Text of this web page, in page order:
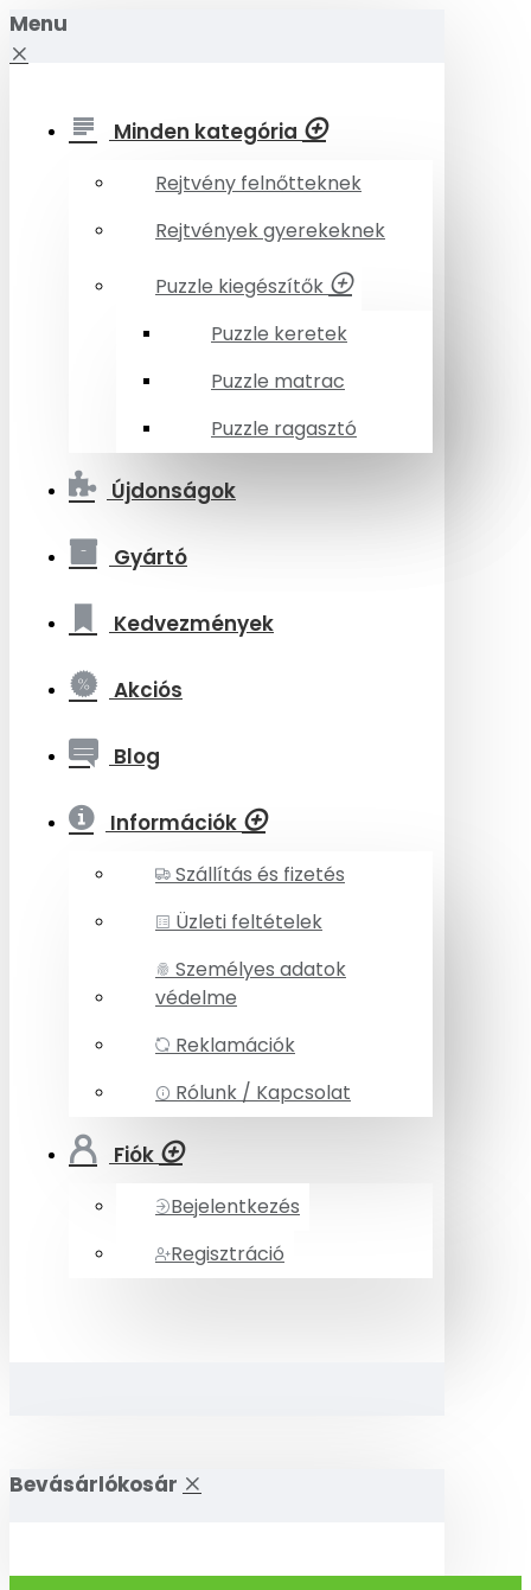
Menu
Minden kategória
Rejtvény felnőtteknek
Rejtvények gyerekeknek
Puzzle kiegészítők
Puzzle keretek
Puzzle matrac
Puzzle ragasztó
Újdonságok
Gyártó
Kedvezmények
Akciós
Blog
Információk
Szállítás és fizetés
Üzleti feltételek
Személyes adatok
védelme
Reklamációk
Rólunk / Kapcsolat
Fiók
Bejelentkezés
Regisztráció
Bevásárlókosár